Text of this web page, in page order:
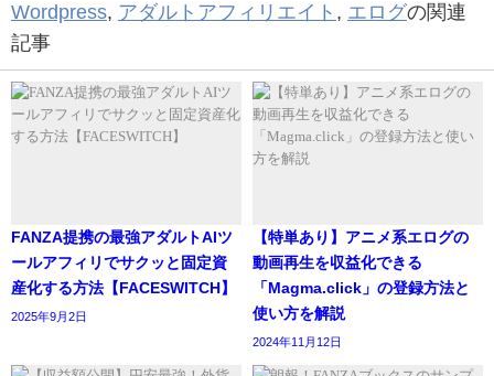
Wordpress, アダルトアフィリエイト , エログの関連
記事
FANZA提携の最強アダルトAIツ
ールアフィリでサクッと固定資
産化する方法【FACESWITCH】
2025年9月2日
【特単あり】アニメ系エログの
動画再生を収益化できる
「Magma.click」の登録方法と
使い方を解説
2024年11月12日